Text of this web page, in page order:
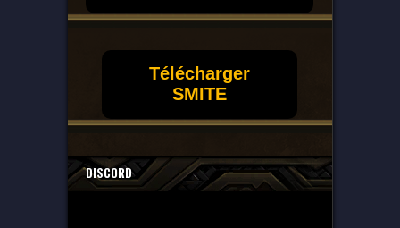
Télécharger
SMITE
DISCORD